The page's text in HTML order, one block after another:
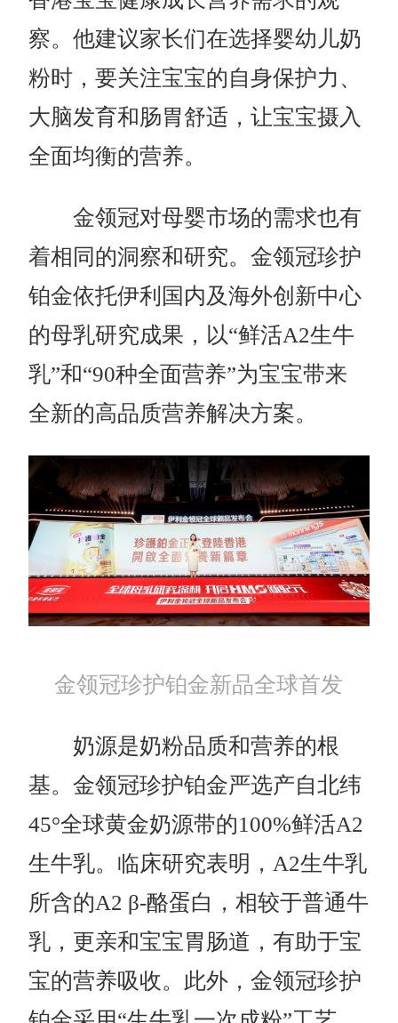
察。他建议家长们在选择婴幼儿奶
粉时，要关注宝宝的自身保护力、
大脑发育和肠胃舒适，让宝宝摄入
全面均衡的营养。
金领冠对母婴市场的需求也有
着相同的洞察和研究。金领冠珍护
铂金依托伊利国内及海外创新中心
的母乳研究成果，以“鲜活A2生牛
乳”和“90种全面营养”为宝宝带来
全新的高品质营养解决方案。
金领冠珍护铂金新品全球首发
奶源是奶粉品质和营养的根
基。金领冠珍护铂金严选产自北纬
45°全球黄金奶源带的100%鲜活A2
生牛乳。临床研究表明，A2生牛乳
所含的A2 β-酪蛋白，相较于普通牛
乳，更亲和宝宝胃肠道，有助于宝
宝的营养吸收。此外，金领冠珍护